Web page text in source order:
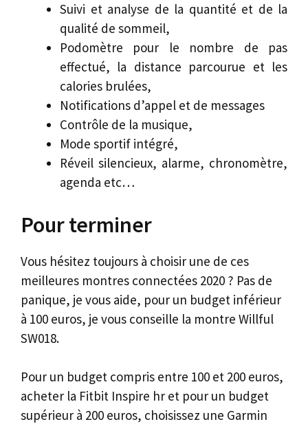
Suivi et analyse de la quantité et de la
qualité de sommeil,
Podomètre pour le nombre de pas
effectué, la distance parcourue et les
calories brulées,
Notifications d’appel et de messages
Contrôle de la musique,
Mode sportif intégré,
Réveil silencieux, alarme, chronomètre,
agenda etc…
Pour terminer
Vous hésitez toujours à choisir une de ces
meilleures montres connectées 2020 ? Pas de
panique, je vous aide, pour un budget inférieur
à 100 euros, je vous conseille la montre Willful
SW018.
Pour un budget compris entre 100 et 200 euros,
acheter la Fitbit Inspire hr et pour un budget
supérieur à 200 euros, choisissez une Garmin